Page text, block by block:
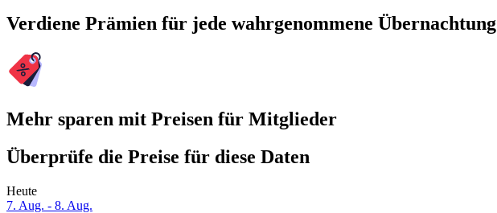
Verdiene Prämien für jede wahrgenommene Übernachtung
Mehr sparen mit Preisen für Mitglieder
Überprüfe die Preise für diese Daten
Heute
7. Aug. - 8. Aug.